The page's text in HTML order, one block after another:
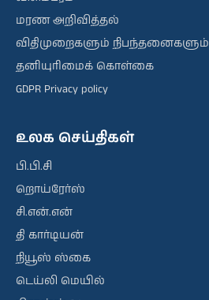
மரண அறிவித்தல்
விதிமுறைகளும் நிபந்தனைகளும்
தனியுரிமைக் கொள்கை
GDPR Privacy policy
உலக செய்திகள்
பி.பி.சி
றொய்ரேர்ஸ்
சி.என்.என்
தி கார்டியன்
நியூஸ் ஸ்கை
டெய்லி மெயில்